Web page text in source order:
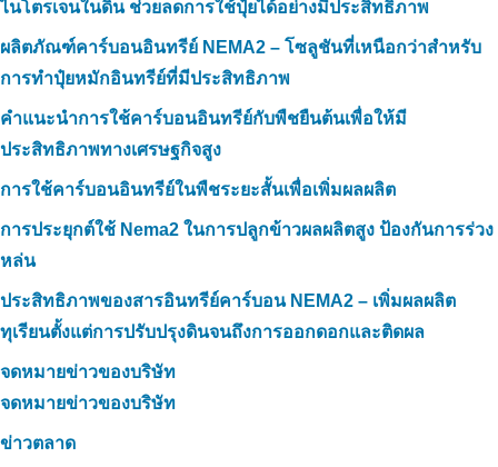
ไนโตรเจนในดิน ช่วยลดการใช้ปุ๋ยได้อย่างมีประสิทธิภาพ
ผลิตภัณฑ์คาร์บอนอินทรีย์ NEMA2 – โซลูชันที่เหนือกว่าสำหรับ
การทำปุ๋ยหมักอินทรีย์ที่มีประสิทธิภาพ
คำแนะนำการใช้คาร์บอนอินทรีย์กับพืชยืนต้นเพื่อให้มี
ประสิทธิภาพทางเศรษฐกิจสูง
การใช้คาร์บอนอินทรีย์ในพืชระยะสั้นเพื่อเพิ่มผลผลิต
การประยุกต์ใช้ Nema2 ในการปลูกข้าวผลผลิตสูง ป้องกันการร่วง
หล่น
ประสิทธิภาพของสารอินทรีย์คาร์บอน NEMA2 – เพิ่มผลผลิต
ทุเรียนตั้งแต่การปรับปรุงดินจนถึงการออกดอกและติดผล
จดหมายข่าวของบริษัท
จดหมายข่าวของบริษัท
ข่าวตลาด